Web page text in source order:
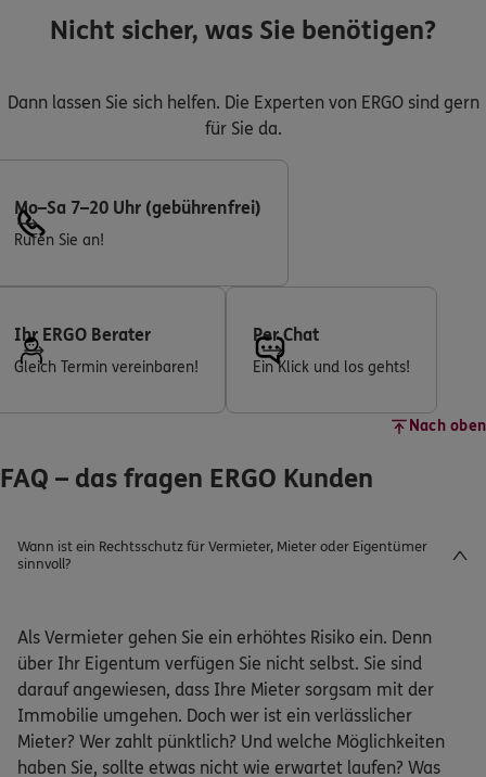
Nicht sicher, was Sie benötigen?
Dann lassen Sie sich helfen. Die Experten von ERGO sind gern
für Sie da.
Mo–Sa 7–20 Uhr (gebührenfrei)
Rufen Sie an!
Ihr ERGO Berater
Gleich Termin vereinbaren!
Per Chat
Ein Klick und los gehts!
Nach oben
FAQ – das fragen ERGO Kunden
Wann ist ein Rechtsschutz für Vermieter, Mieter oder Eigentümer
sinnvoll?
Als Vermieter gehen Sie ein erhöhtes Risiko ein. Denn
über Ihr Eigentum verfügen Sie nicht selbst. Sie sind
darauf angewiesen, dass Ihre Mieter sorgsam mit der
Immobilie umgehen. Doch wer ist ein verlässlicher
Mieter? Wer zahlt pünktlich? Und welche Möglichkeiten
haben Sie, sollte etwas nicht wie erwartet laufen? Was